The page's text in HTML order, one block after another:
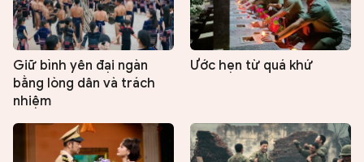
Giữ bình yên đại ngàn
bằng lòng dân và trách
nhiệm
Ước hẹn từ quá khứ